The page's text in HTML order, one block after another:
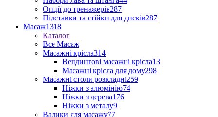
Опції до тренажерів287
Підставки та стійки для дисків287
Масаж1318
Каталог
Все Масаж
Масажні крісла314
Вендингові масажні крісла13
Масажні крісла для дому298
Масажні столи розкладні259
Ніжки з алюмінію74
Ніжки з дерева176
Ніжки з металу9
Валики для масажу77